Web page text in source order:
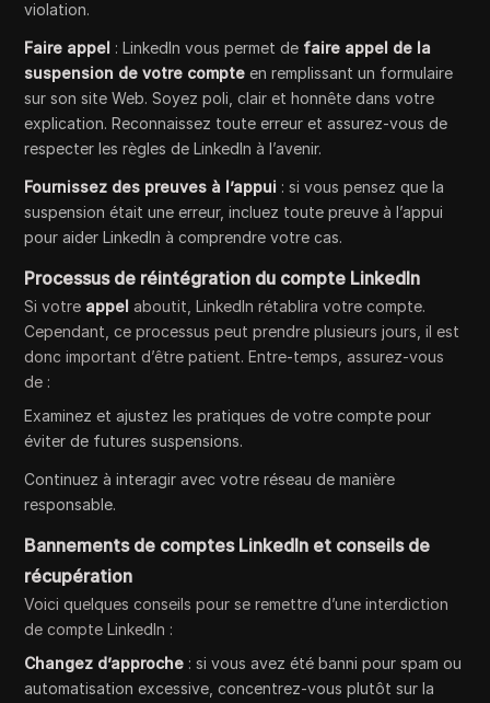
violation.
Faire appel : LinkedIn vous permet de faire appel de la
suspension de votre compte en remplissant un formulaire
sur son site Web. Soyez poli, clair et honnête dans votre
explication. Reconnaissez toute erreur et assurez-vous de
respecter les règles de LinkedIn à l’avenir.
Fournissez des preuves à l’appui : si vous pensez que la
suspension était une erreur, incluez toute preuve à l’appui
pour aider LinkedIn à comprendre votre cas.
Processus de réintégration du compte LinkedIn
Si votre appel aboutit, LinkedIn rétablira votre compte.
Cependant, ce processus peut prendre plusieurs jours, il est
donc important d’être patient. Entre-temps, assurez-vous
de :
Examinez et ajustez les pratiques de votre compte pour
éviter de futures suspensions.
Continuez à interagir avec votre réseau de manière
responsable.
Bannements de comptes LinkedIn et conseils de
récupération
Voici quelques conseils pour se remettre d’une interdiction
de compte LinkedIn :
Changez d’approche : si vous avez été banni pour spam ou
automatisation excessive, concentrez-vous plutôt sur la